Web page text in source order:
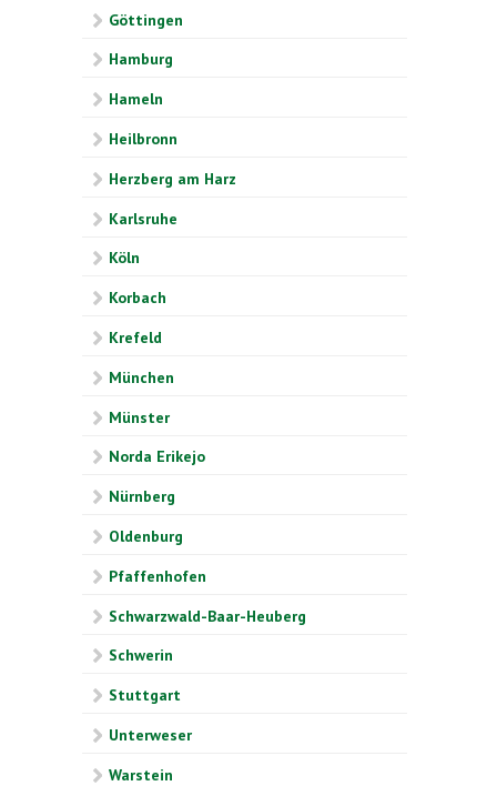
Göttingen
Hamburg
Hameln
Heilbronn
Herzberg am Harz
Karlsruhe
Köln
Korbach
Krefeld
München
Münster
Norda Erikejo
Nürnberg
Oldenburg
Pfaffenhofen
Schwarzwald-Baar-Heuberg
Schwerin
Stuttgart
Unterweser
Warstein